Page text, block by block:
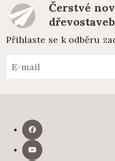
Čerstvé
dřevostaveb
Přihlaste se k odběru